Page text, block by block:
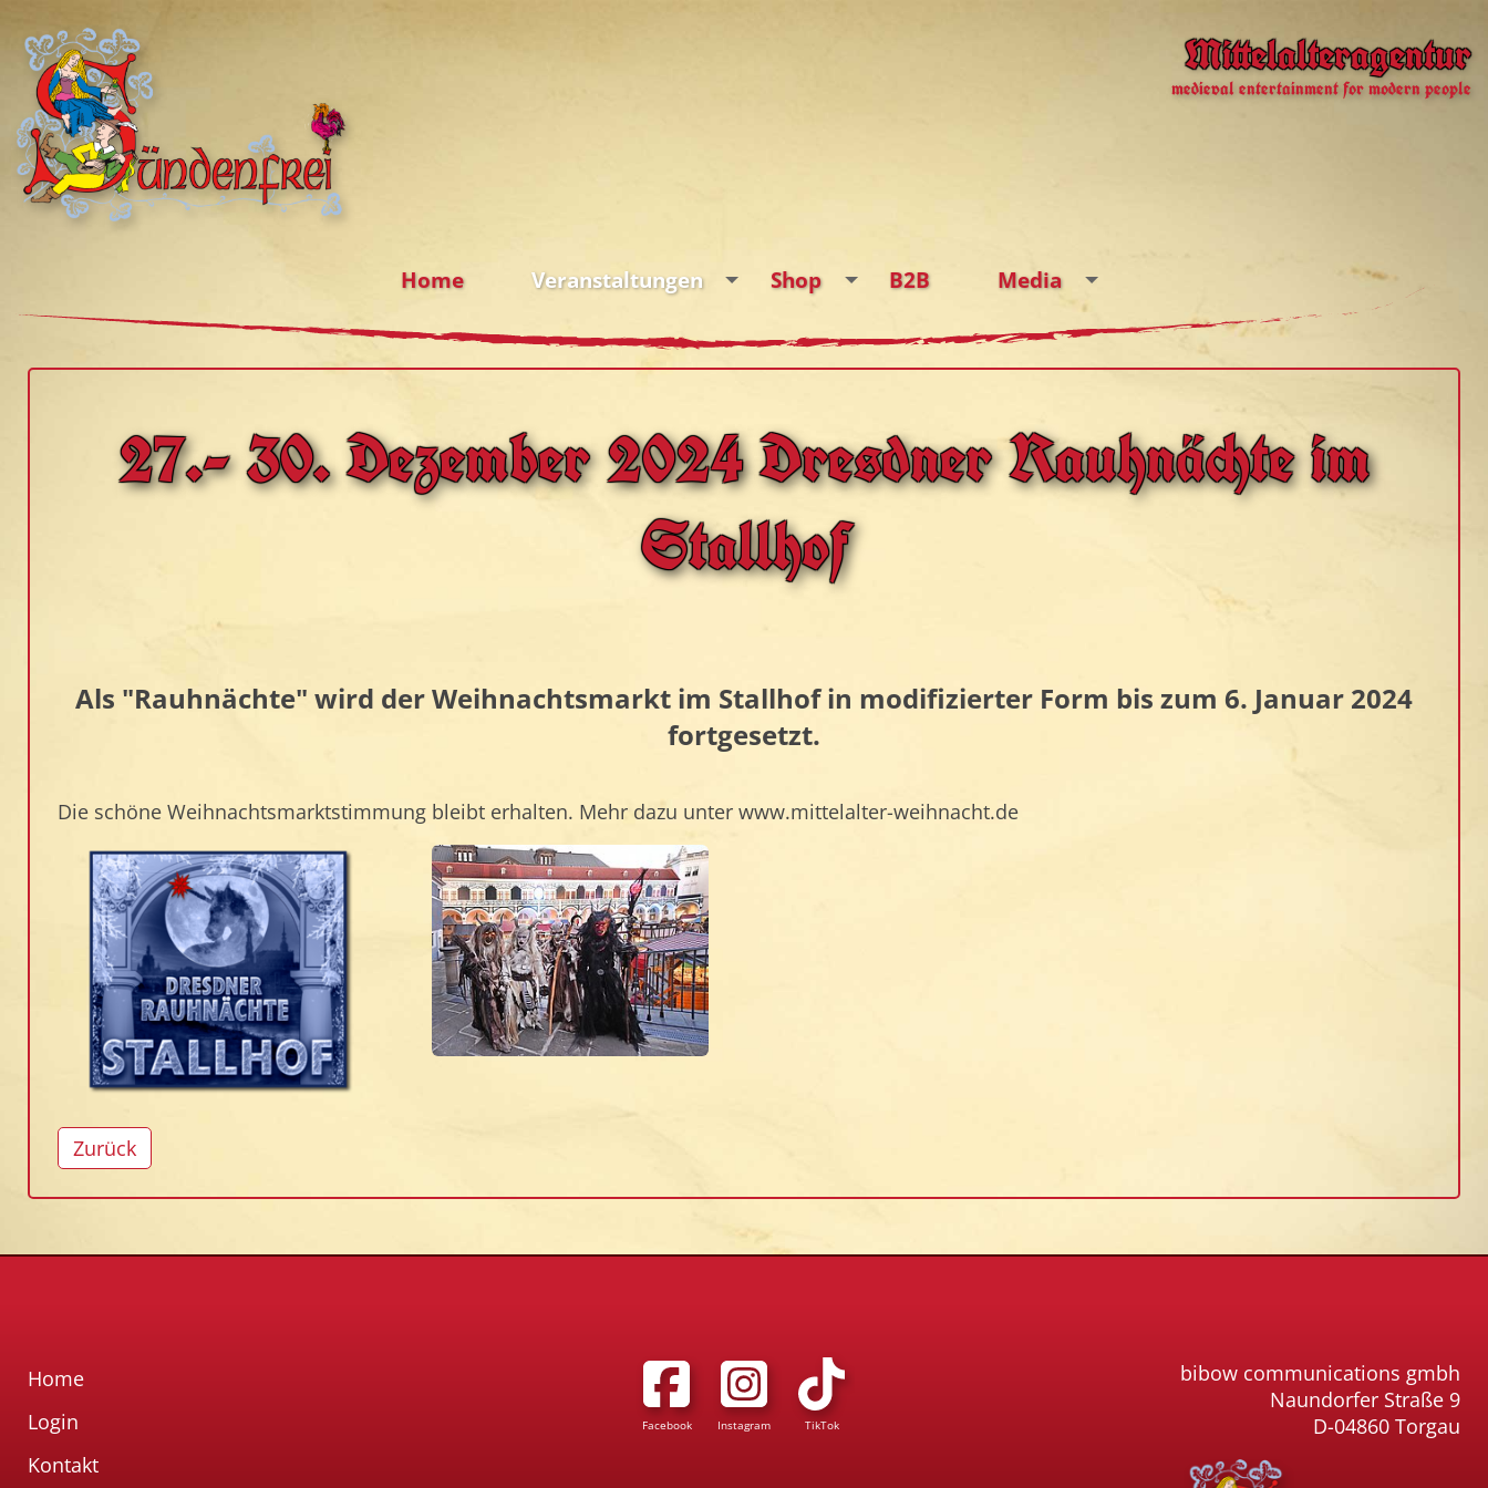
Mittelalteragentur
medieval entertainment for modern people
Home Veranstaltungen Shop B2B Media
27.- 30. Dezember 2024 Dresdner Rauhnächte im
Stallhof
Als "Rauhnächte" wird der Weihnachtsmarkt im Stallhof in modifizierter Form bis zum 6. Januar 2024
fortgesetzt.
Die schöne Weihnachtsmarktstimmung bleibt erhalten. Mehr dazu unter www.mittelalter-weihnacht.de
Zurück
Home
Login
Kontakt
Facebook Instagram TikTok
bibow communications gmbh
Naundorfer Straße 9
D-04860 Torgau